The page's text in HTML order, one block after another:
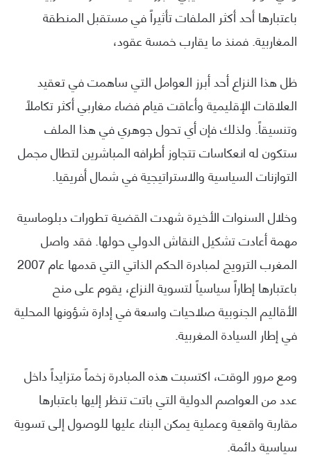
باعتبارها أحد أكثر الملفات تأثيراً في مستقبل المنطقة
المغاربية. فمنذ ما يقارب خمسة عقود،
ظل هذا النزاع أحد أبرز العوامل التي ساهمت في تعقيد
العلاقات الإقليمية وأعاقت قيام فضاء مغاربي أكثر تكاملاً
وتنسيقاً. ولذلك فإن أي تحول جوهري في هذا الملف
ستكون له انعكاسات تتجاوز أطرافه المباشرين لتطال مجمل
التوازنات السياسية والاستراتيجية في شمال أفريقيا.
وخلال السنوات الأخيرة شهدت القضية تطورات دبلوماسية
مهمة أعادت تشكيل النقاش الدولي حولها. فقد واصل
المغرب الترويج لمبادرة الحكم الذاتي التي قدمها عام 2007
باعتبارها إطاراً سياسياً لتسوية النزاع، يقوم على منح
الأقاليم الجنوبية صلاحيات واسعة في إدارة شؤونها المحلية
في إطار السيادة المغربية.
ومع مرور الوقت، اكتسبت هذه المبادرة زخماً متزايداً داخل
عدد من العواصم الدولية التي باتت تنظر إليها باعتبارها
مقاربة واقعية وعملية يمكن البناء عليها للوصول إلى تسوية
سياسية دائمة.